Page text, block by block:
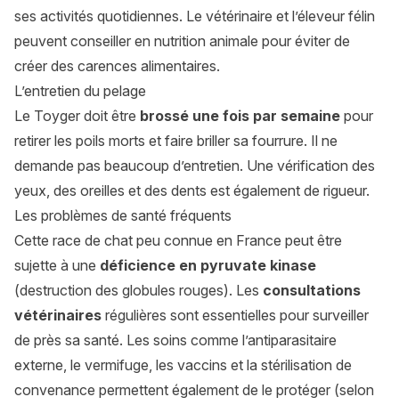
ses activités quotidiennes. Le vétérinaire et l’éleveur félin
peuvent conseiller en nutrition animale pour éviter de
créer des carences alimentaires.
L’entretien du pelage
Le Toyger doit être brossé une fois par semaine pour
retirer les poils morts et faire briller sa fourrure. Il ne
demande pas beaucoup d’entretien. Une vérification des
yeux, des oreilles et des dents est également de rigueur.
Les problèmes de santé fréquents
Cette race de chat peu connue en France peut être
sujette à une déficience en pyruvate kinase
(destruction des globules rouges). Les consultations
vétérinaires régulières sont essentielles pour surveiller
de près sa santé. Les soins comme l’antiparasitaire
externe, le vermifuge, les vaccins et la stérilisation de
convenance permettent également de le protéger (selon